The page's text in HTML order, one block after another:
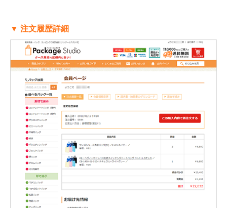
▼ 注文履歴詳細